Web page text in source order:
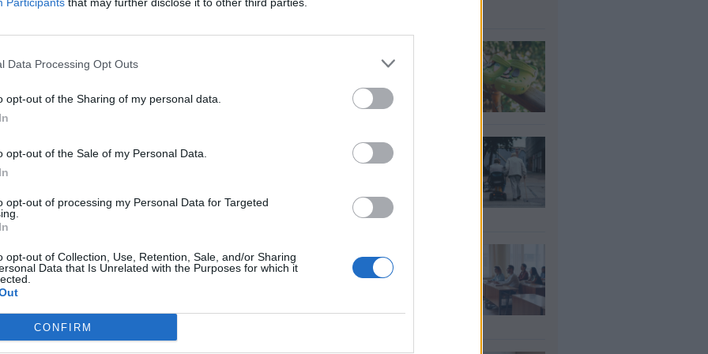
Data Processing Opt Outs
opt-out of the Sharing of my personal data.
opt-out of the Sale of my Personal Data.
opt-out of processing my Personal Data for Targeted
opt-out of Collection, Use, Retention, Sale, and/or Sharing
Data that Is Unrelated with the Purposes for which it
CONFIRM
Το θεματικό πάρκο Disney Resort στη Σανγκάη
για να συμμορφωθεί με τα μέτρα πρόληψης της
ανακοίνωσης να καλούνται να παραμείνουν
αποτέλεσμα.
ΔΙΕΘΝΗ
ιδρυτής των WikiLeaks,
Τζούλιαν Ασάνζ
φοράτε crocs χωρίς
κάλτσα
06 Αυγ 2026
e-ΕΦΚΑ: Ποιοι
δικαιούνται
ευρώ στη σύνταξη
04 Αυγ 2026
Εκπαιδευτικοί: Αύριο
(5/8) ξεκινούν οι